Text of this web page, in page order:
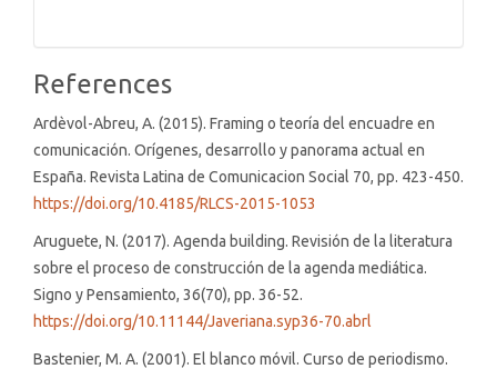
References
Ardèvol-Abreu, A. (2015). Framing o teoría del encuadre en
comunicación. Orígenes, desarrollo y panorama actual en
España. Revista Latina de Comunicacion Social 70, pp. 423-450.
https://doi.org/10.4185/RLCS-2015-1053
Aruguete, N. (2017). Agenda building. Revisión de la literatura
sobre el proceso de construcción de la agenda mediática.
Signo y Pensamiento, 36(70), pp. 36-52.
https://doi.org/10.11144/Javeriana.syp36-70.abrl
Bastenier, M. A. (2001). El blanco móvil. Curso de periodismo.